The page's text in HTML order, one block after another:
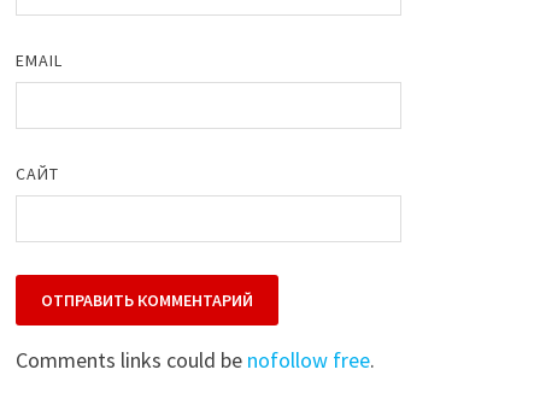
EMAIL
САЙТ
Comments links could be nofollow free.